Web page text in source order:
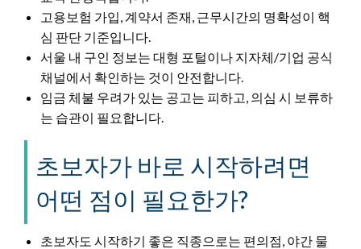
고용보험 가입, 계약서 존재, 근무시간의 명확성이 핵
심 판단 기준입니다.
서울 내 구인 정보는 대형 포털이나 지자체/기업 공식
채널에서 확인하는 것이 안전합니다.
임금 체불 우려가 있는 공고는 피하고, 의심 시 보류하
는 습관이 필요합니다.
초보자가 바로 시작하려면
어떤 점이 필요한가?
초보자도 시작하기 좋은 직종으로는 편의점, 야간 물